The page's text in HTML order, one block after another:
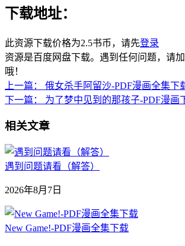
下载地址：
此资源下载价格为2.5书币，请先登录
资源是百度网盘下载。遇到任何问题，请
哦！
上一篇：
俄女杀手阿留沙-PDF漫画全集下
下一篇：
为了梦中见到的那孩子-PDF漫画
相关文章
遇到问题请看（解答）
2026年8月7日
New Game!-PDF漫画全集下载